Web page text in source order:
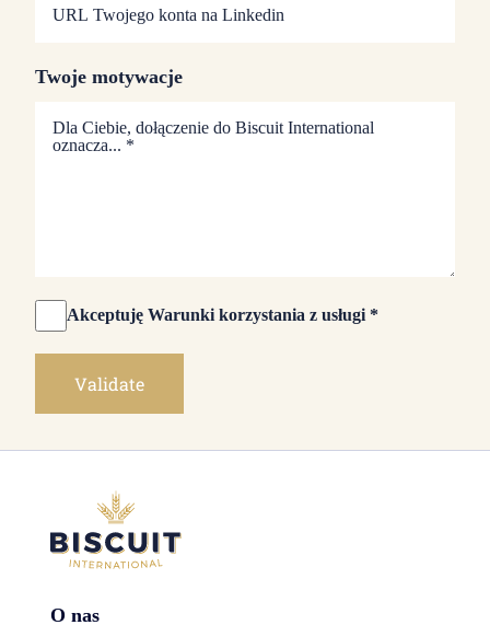
Twoje motywacje
Akceptuję Warunki korzystania z usługi *
O nas